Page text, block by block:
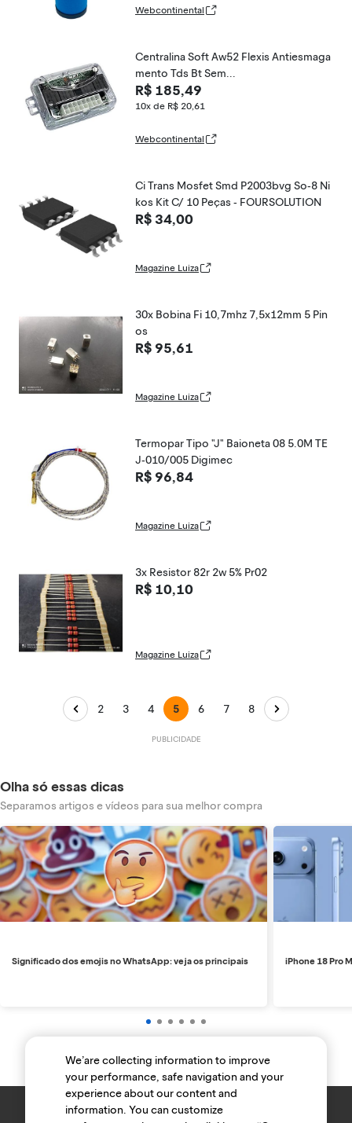
Webcontinental
Centralina Soft Aw52 Flexis Antiesmaga
mento Tds Bt Sem...
R$ 185,49
10x de R$ 20,61
Webcontinental
Ci Trans Mosfet Smd P2003bvg So-8 Ni
kos Kit C/ 10 Peças - FOURSOLUTION
R$ 34,00
Magazine Luiza
30x Bobina Fi 10,7mhz 7,5x12mm 5 Pin
os
R$ 95,61
Magazine Luiza
Termopar Tipo "J" Baioneta 08 5.0M TE
J-010/005 Digimec
R$ 96,84
Magazine Luiza
3x Resistor 82r 2w 5% Pr02
R$ 10,10
Magazine Luiza
2 3 4 5 6 7 8
Olha só essas dicas
Separamos artigos e vídeos para sua melhor compra
Significado dos emojis no WhatsApp: veja os principais iPhone 18 Pro
We’are collecting information to improve
your performance, safe navigation and your
experience about our content and
information. You can customize